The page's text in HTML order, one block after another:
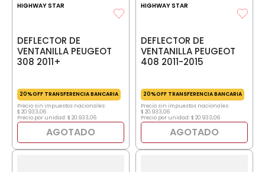
HIGHWAY STAR
DEFLECTOR DE
VENTANILLA PEUGEOT
308 2011+
20%OFF TRANSFERENCIA BANCARIA
Precio sin impuestos nacionales:
$ 20.933,06
Precio por unidad: $ 20.933,06
AGOTADO
HIGHWAY STAR
DEFLECTOR DE
VENTANILLA PEUGEOT
408 2011-2015
20%OFF TRANSFERENCIA BANCARIA
Precio sin impuestos nacionales:
$ 20.933,06
Precio por unidad:$ 20.933,06
AGOTADO